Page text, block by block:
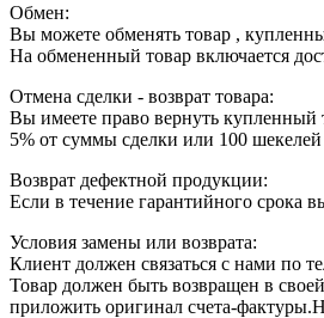
Обмен:
Вы можете обменять товар ,
На обмененный товар включается
Отмена сделки - возврат товара:
Вы имеете право вернуть купленный
5% от суммы сделки или 100
Возврат дефектной продукции:
Если в течение гарантийного срока
Условия замены или возврата:
Клиент должен связаться с нами по
Товар должен быть возвращен в
приложить оригинал счета-